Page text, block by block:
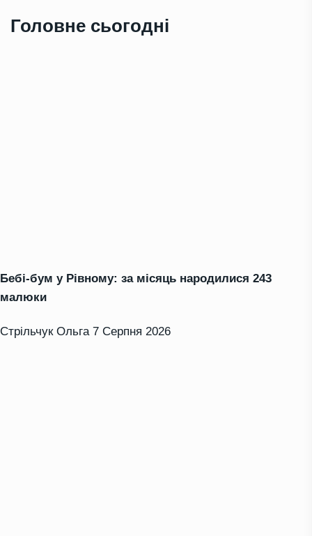
Головне сьогодні
Бебі-бум у Рівному: за місяць народилися 243
малюки
Стрільчук Ольга 7 Серпня 2026